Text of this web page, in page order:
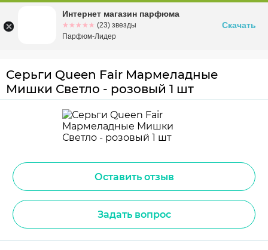
Омскул. Заозерная, 11, к. 1
Серьги Queen Fair Мармеладные
Мишки Светло - розовый 1 шт
Оставить отзыв
Задать вопрос
Интернет магазин парфюма
☆☆☆☆☆
★★★★★ (23) звезды
Парфюм-Лидер
Скачать